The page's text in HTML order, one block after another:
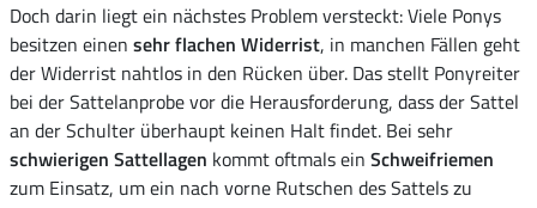
Doch darin liegt ein nächstes Problem versteckt: Viele Ponys
besitzen einen sehr flachen Widerrist, in manchen Fällen geht
der Widerrist nahtlos in den Rücken über. Das stellt Ponyreiter
bei der Sattelanprobe vor die Herausforderung, dass der Sattel
an der Schulter überhaupt keinen Halt findet. Bei sehr
schwierigen Sattellagen kommt oftmals ein Schweifriemen
zum Einsatz, um ein nach vorne Rutschen des Sattels zu